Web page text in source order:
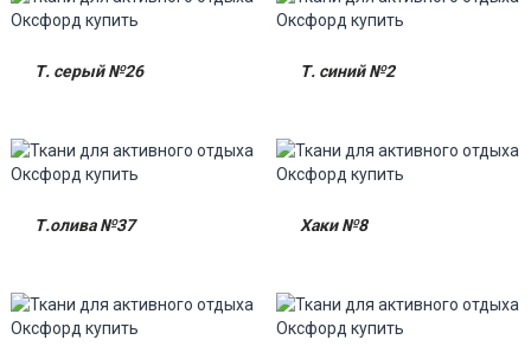
Т. серый №26 Т. синий №2
Т.олива №37 Хаки №8